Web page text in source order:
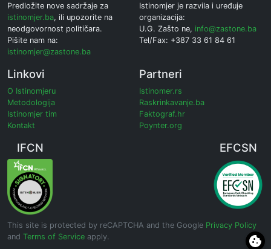
Predložite nove sadržaje za
istinomjer.ba, ili upozorite na
neodgovornost političara.
Pišite nam na:
istinomjer@zastone.ba
Istinomjer je razvila i uređuje
organizacija:
U.G. Zašto ne, info@zastone.ba
Tel/Fax: +387 33 61 84 61
Linkovi
O Istinomjeru
Metodologija
Istinomjer tim
Kontakt
Partneri
Istinomer.rs
Raskrinkavanje.ba
Faktograf.hr
Poynter.org
IFCN EFCSN
This site is protected by reCAPTCHA and the Google Privacy Policy
and Terms of Service apply.